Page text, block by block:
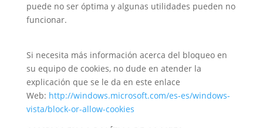
puede no ser óptima y algunas utilidades pueden no
funcionar.
Si necesita más información acerca del bloqueo en
su equipo de cookies, no dude en atender la
explicación que se le da en este enlace
Web: http://windows.microsoft.com/es-es/windows-
vista/block-or-allow-cookies